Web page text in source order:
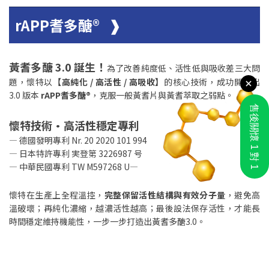
rAPP耆多醣® ❱
黃耆多醣 3.0 誕生！ 為了改善純度低、活性低與吸收差三大問
題，懷特以 【高純化 / 高活性 / 高吸收】 的核心技術，成功開發出
3.0 版本 rAPP耆多醣® ，克服一般黃耆片與黃耆萃取之弱點。
懷特技術•高活性穩定專利
— 德國發明專利 Nr. 20 2020 101 994
— 日本特許專利 実登第 3226987 号
— 中華民國專利 TW M597268 U—
懷特在生產上全程溫控， 完整保留活性結構與有效分子量 ，避免高
溫破壞；再純化濃縮，越濃活性越高；最後設法保存活性，才能長
時間穩定維持機能性，一步一步打造出黃耆多醣3.0。